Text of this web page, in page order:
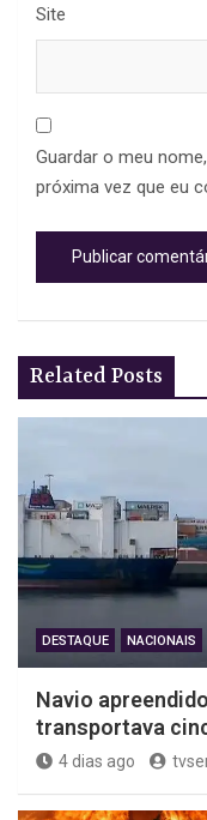
Site
Guardar o meu
próxima vez que eu
Related Posts
DESTAQUE NACIONAIS
Navio
transportava
4 dias ago